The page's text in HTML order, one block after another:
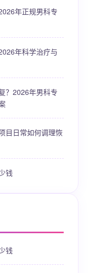
年正规男科专
年科学治疗与
？2026年男科专
目日常如何调理恢
钱
钱